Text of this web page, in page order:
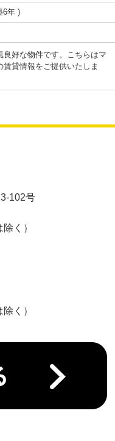
6年 )
好な物件です。こちらはマ
貸情報をご提供いたしま
102号
く）
く）